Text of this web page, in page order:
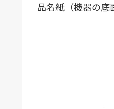
品名紙（機器の底